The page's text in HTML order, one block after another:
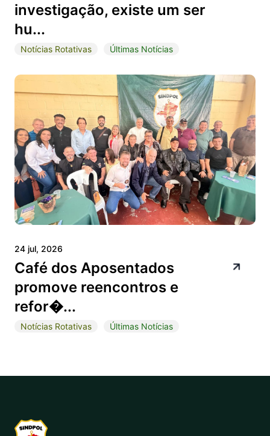
investigação, existe um ser
hu...
Notícias Rotativas Últimas Notícias
24 jul, 2026
Café dos Aposentados
promove reencontros e
refor�...
Notícias Rotativas Últimas Notícias